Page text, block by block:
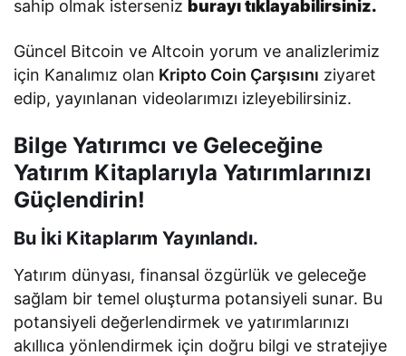
sahip olmak isterseniz burayı tıklayabilirsiniz.
Güncel Bitcoin ve Altcoin yorum ve analizlerimiz
için Kanalımız olan Kripto Coin Çarşısını ziyaret
edip, yayınlanan videolarımızı izleyebilirsiniz.
Bilge Yatırımcı ve Geleceğine
Yatırım Kitaplarıyla Yatırımlarınızı
Güçlendirin!
Bu İki Kitaplarım Yayınlandı.
Yatırım dünyası, finansal özgürlük ve geleceğe
sağlam bir temel oluşturma potansiyeli sunar. Bu
potansiyeli değerlendirmek ve yatırımlarınızı
akıllıca yönlendirmek için doğru bilgi ve stratejiye